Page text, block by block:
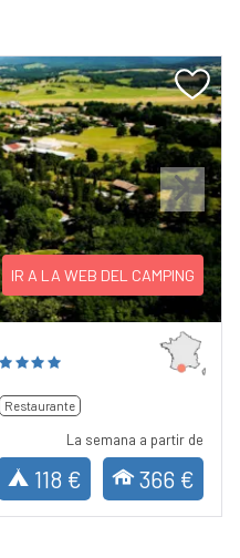
Next
IR A LA WEB DEL CAMPING
Restaurante
La semana a partir de
118 € 366 €